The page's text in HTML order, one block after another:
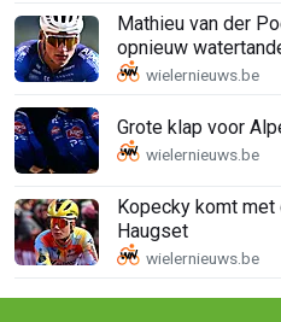
Mathieu van der
opnieuw
Grote klap voor
Kopecky komt
Haugset